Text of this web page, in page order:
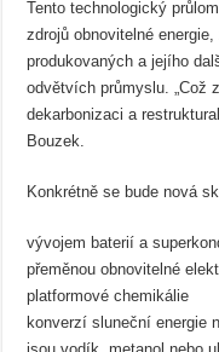
Tento technologický
zdrojů obnovitelné
produkovaných a jejího
odvětvích průmyslu. „Což
dekarbonizaci a
Bouzek.
Konkrétně se bude nová
vývojem baterií a
přeměnou obnovitelné
platformové chemikálie
konverzí sluneční energie